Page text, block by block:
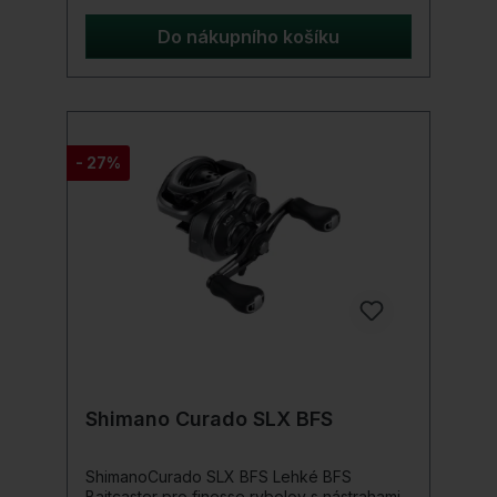
velikostmi nástrah – as větší vzdáleností
náhozu a přesností. Inženýři Shimano
postavili Curado MGL 151 tak, aby zvládli
obry s tuhým hliníkovým tělem HAGANE a
Srdcem Curado MGL 151 je přesné řazení s
Ship, MicroModule Gearing a SilentTune,
které vytvářejí jedinečný zážitek z navijáku.
Curado MGL 151, připravený na turnaj, ale
hladký a efektivní, je dokonalým doplňkem
rybářova arzenálu, ať už je na turnajové
stezce nebo honí svou další trofejní rybu.
Detaily produktu: Haganovo tělo Křížová
karbonová brzda X Loď Mikromodulové
ozubení Tichá melodie
Do nákupního košíku
- 27%
Shimano Curado SLX BFS
ShimanoCurado SLX BFS Lehké BFS